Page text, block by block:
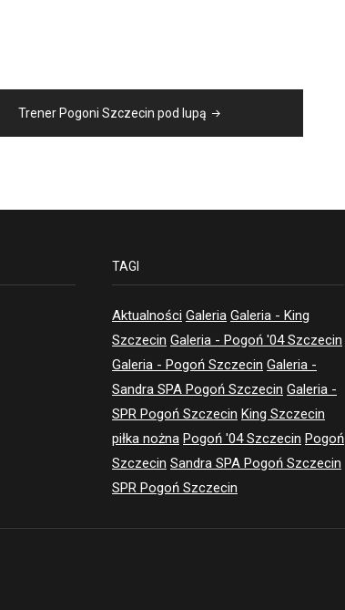
Trener Pogoni Szczecin pod lupą
TAGI
Aktualności Galeria Galeria - King
Szczecin Galeria - Pogoń '04 Szczecin
Galeria - Pogoń Szczecin Galeria -
Sandra SPA Pogoń Szczecin Galeria -
SPR Pogoń Szczecin King Szczecin
piłka nożna Pogoń '04 Szczecin Pogoń
Szczecin Sandra SPA Pogoń Szczecin
SPR Pogoń Szczecin